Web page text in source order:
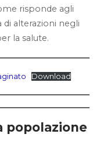
risponde agli
di alterazioni negli
la salute.
Download
popolazione